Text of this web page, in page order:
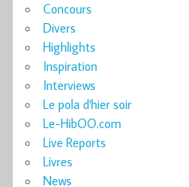
Concours
Divers
Highlights
Inspiration
Interviews
Le pola d'hier soir
Le-HibOO.com
Live Reports
Livres
News